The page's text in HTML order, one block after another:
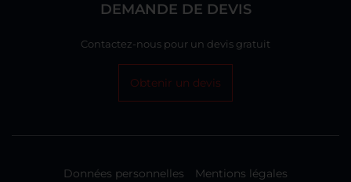
DEMANDE DE DEVIS
Contactez-nous pour un devis gratuit
Obtenir un devis
Données personnelles Mentions légales